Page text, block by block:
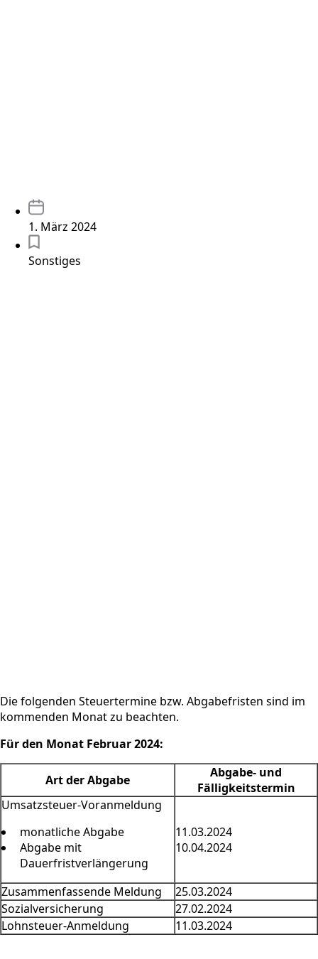
1. März 2024
Sonstiges
Die folgenden Steuertermine bzw. Abgabefristen sind im
kommenden Monat zu beachten.
Für den Monat Februar 2024:
Art der Abgabe
Abgabe- und
Fälligkeitstermin
Umsatzsteuer-Voranmeldung
monatliche Abgabe
Abgabe mit
Dauerfristverlängerung
11.03.2024
10.04.2024
Zusammenfassende Meldung
25.03.2024
Sozialversicherung
27.02.2024
Lohnsteuer-Anmeldung
11.03.2024